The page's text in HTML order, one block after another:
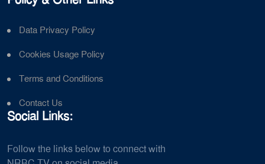
Data Privacy Policy
Cookies Usage Policy
Terms and Conditions
Contact Us
Social Links:
Follow the links below to connect with